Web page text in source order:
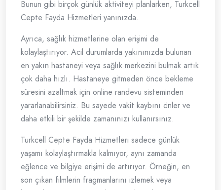
Bunun gibi birçok günlük aktiviteyi planlarken, Turkcell
Cepte Fayda Hizmetleri yanınızda.
Ayrıca, sağlık hizmetlerine olan erişimi de
kolaylaştırıyor. Acil durumlarda yakınınızda bulunan
en yakın hastaneyi veya sağlık merkezini bulmak artık
çok daha hızlı. Hastaneye gitmeden önce bekleme
süresini azaltmak için online randevu sisteminden
yararlanabilirsiniz. Bu sayede vakit kaybını önler ve
daha etkili bir şekilde zamanınızı kullanırsınız.
Turkcell Cepte Fayda Hizmetleri sadece günlük
yaşamı kolaylaştırmakla kalmıyor, aynı zamanda
eğlence ve bilgiye erişimi de artırıyor. Örneğin, en
son çıkan filmlerin fragmanlarını izlemek veya